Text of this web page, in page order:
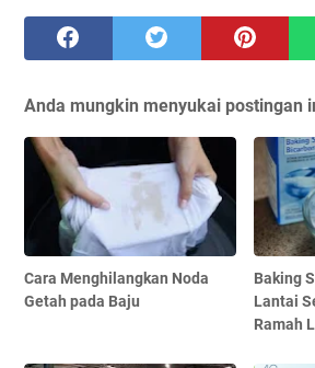
Anda mungkin menyukai postingan
Cara Menghilangkan Noda
Getah pada Baju
Baking
Lantai
Ramah